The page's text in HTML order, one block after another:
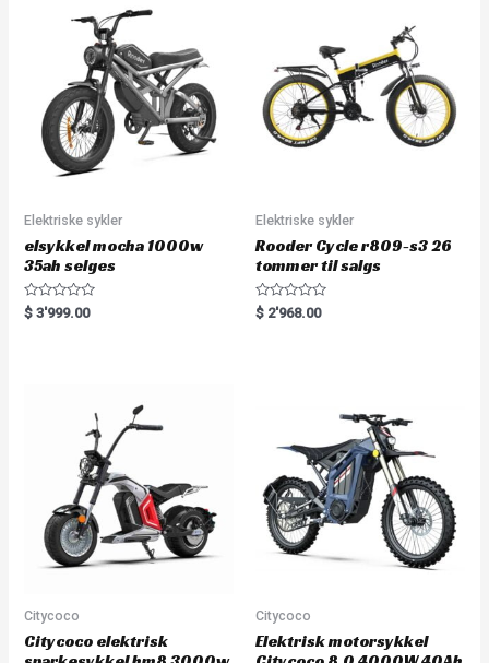
Elektriske sykler
elsykkel mocha 1000w
35ah selges
R
a
$ 3'999.00
Elektriske sykler
Rooder Cycle r809-s3 26
tommer til salgs
R
a
$ 2'968.00
Citycoco
Citycoco elektrisk
Citycoco
Elektrisk motorsykkel